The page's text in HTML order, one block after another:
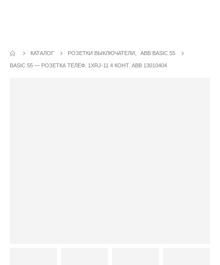
КАТАЛОГ РОЗЕТКИ ВЫКЛЮЧАТЕЛИ ABB BASIC 55
BASIC 55 — РОЗЕТКА ТЕЛЕФ. 1ХRJ-11 4 КОНТ. АВВ 13010404